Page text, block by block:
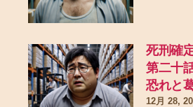
死刑確
第二十
恐れと
12月 28,